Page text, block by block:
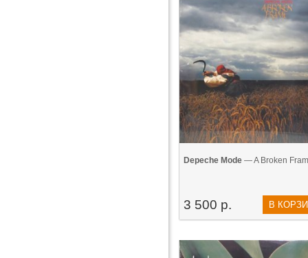
Depeche Mode— A Broken
3 500 р. В